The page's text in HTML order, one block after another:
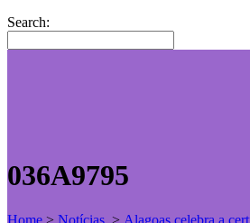
Search:
036A9795
Home > Notícias > Alagoas celebra a